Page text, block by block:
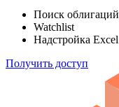
Поиск облигаций
Watchlist
Надстройка Excel
Получить доступ